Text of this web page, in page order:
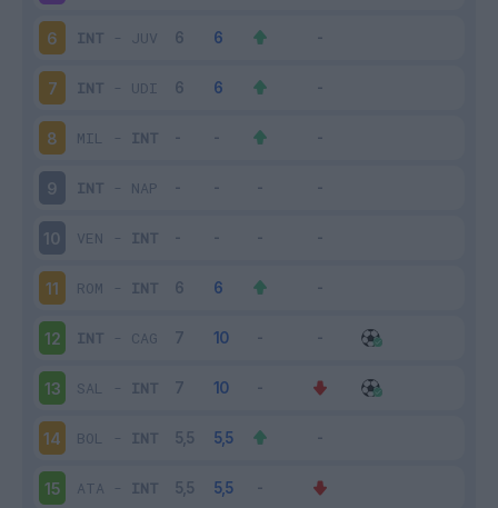
6 INT - JUV
7 INT - UDI
8 MIL - INT
9 INT - NAP
10 VEN - INT
11 ROM - INT
12 INT - CAG
13 SAL - INT
14 BOL - INT
15 ATA - INT